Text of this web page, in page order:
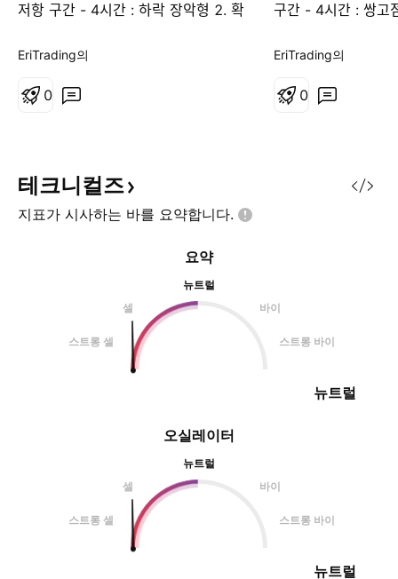
저항 구간 - 4시간 : 하락 장악형 2. 확
종류 - 확인 거래 4. 참고 - 오실레이
략 설명 - 1일 차트 저항 구간 - 현재
EriTrading의
0
구간 - 4시간 :
터 : RSI 하락 다이버
패턴(쌍고점) -
EriTrading의
0
테크니컬즈
지표가 시사하는 바를 요약합니다.
오실레이터
뉴트럴
셀
바이
스트롱 셀 스트롱 바이
뉴트럴
요약
뉴트럴
셀
바이
스트롱 셀 스트롱 바이
뉴트럴